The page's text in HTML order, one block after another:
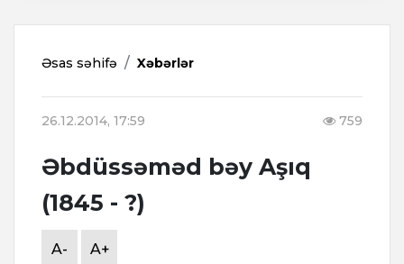
Əsas səhifə Xəbərlər
26.12.2014, 17:59 759
Əbdüssəməd bəy Aşıq
(1845 - ?)
A- A+